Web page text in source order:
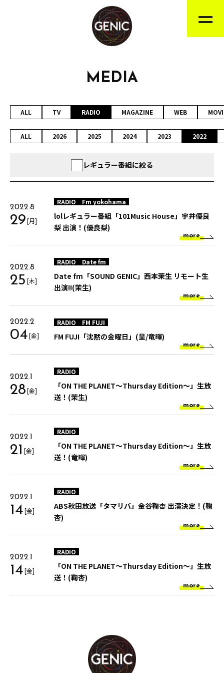
MEDIA
ALL TV RADIO MAGAZINE WEB
ALL 2026 2025 2024 2023 2022
レギュラー番組に絞る
2022.8
29[月]
RADIO Fm yokohama
lolレギュラー番組「101Music House」宇井優良
梨 出演！(優良梨)
more
2022.8
25 [木]
RADIO Date fm
Date fm「SOUND GENIC」西本茉生 リモート生
出演!!(茉生)
more
2022.2
04[金]
RADIO FM FUJI
FM FUJI「沈黙の金曜日」(呈/竜暉)
more
2022.1
28[金]
RADIO
「ON THE PLANET～Thursday Edition～」生放
送！(茉生)
more
2022.1
21 [金]
RADIO
「ON THE PLANET～Thursday Edition～」生放
送！(竜暉)
more
2022.1
14[金]
RADIO
ABS秋田放送「タマリバ」金谷鞠杏 出演決定！(鞠
杏)
more
2022.1
14[金]
RADIO
「ON THE PLANET～Thursday Edition～」生放
送！(鞠杏)
more